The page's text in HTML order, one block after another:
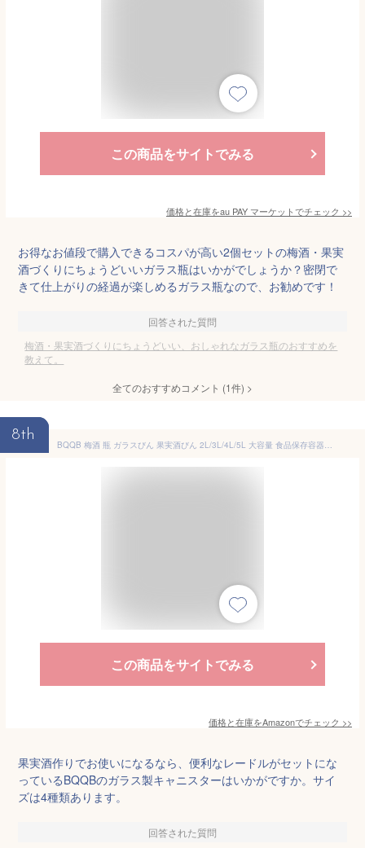
この商品をサイトでみる
価格と在庫をau PAY マーケットでチェック >>
お得なお値段で購入できるコスパが高い2個セットの梅酒・果実
酒づくりにちょうどいいガラス瓶はいかがでしょうか？密閉で
きて仕上がりの経過が楽しめるガラス瓶なので、お勧めです！
回答された質問
梅酒・果実酒づくりにちょうどいい、おしゃれなガラス瓶のおすすめを
教えて。
全てのおすすめコメント (1件) >
8th
BQQB 梅酒 瓶 ガラスびん 果実酒びん 2L/3L/4L/5L 大容量 食品保存容器 密封保存瓶 保存びん 密閉 キャニスター コーヒー豆 茶葉 砂糖 保存 密封瓶 果実酒 づくり (4 L,ラウンド)
この商品をサイトでみる
価格と在庫をAmazonでチェック >>
果実酒作りでお使いになるなら、便利なレードルがセットにな
っているBQQBのガラス製キャニスターはいかがですか。サイ
ズは4種類あります。
回答された質問